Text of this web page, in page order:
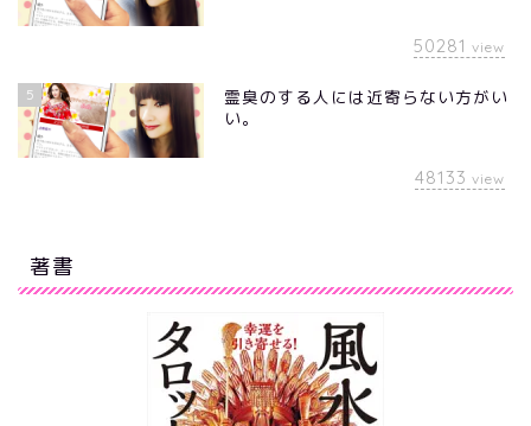
50281 view
5
霊臭のする人には近寄らない方がい
い。
48133 view
著書